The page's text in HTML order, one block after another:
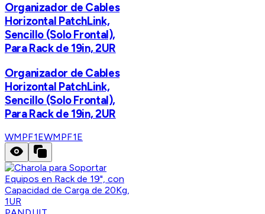
Organizador de Cables
Horizontal PatchLink,
Sencillo (Solo Frontal),
Para Rack de 19in, 2UR
Organizador de Cables
Horizontal PatchLink,
Sencillo (Solo Frontal),
Para Rack de 19in, 2UR
WMPF1EWMPF1E